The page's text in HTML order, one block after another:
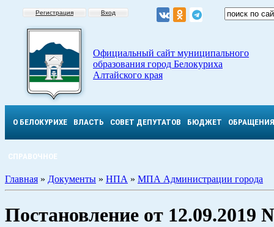
Регистрация Вход
Официальный сайт муниципального
образования город Белокуриха
Алтайского края
О БЕЛОКУРИХЕ ВЛАСТЬ СОВЕТ ДЕПУТАТОВ БЮДЖЕТ ОБРАЩЕНИЯ
СПРАВОЧНОЕ
Главная » Документы » НПА » МПА Администрации города
Постановление от 12.09.2019